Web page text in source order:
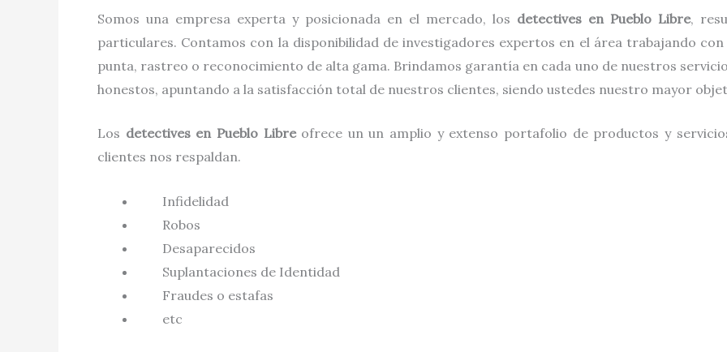
Somos una empresa experta y posicionada en el mercado, los detectives en Pueblo Libre,
particulares. Contamos con la disponibilidad de investigadores expertos en el área trabajando
punta, rastreo o reconocimiento de alta gama. Brindamos garantía en cada uno de nuestros
honestos, apuntando a la satisfacción total de nuestros clientes, siendo ustedes nuestro mayor
Los detectives en Pueblo Libre ofrece un un amplio y extenso portafolio de productos y
clientes nos respaldan.
Infidelidad
Robos
Desaparecidos
Suplantaciones de Identidad
Fraudes o estafas
etc